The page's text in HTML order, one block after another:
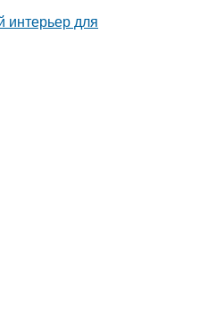
интерьер для